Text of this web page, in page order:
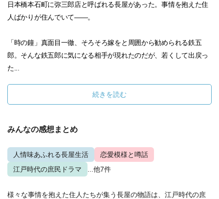
日本橋本石町に弥三郎店と呼ばれる長屋があった。事情を抱えた住
人ばかりが住んでいて――。
「時の鐘」真面目一徹、そろそろ嫁をと周囲から勧められる鉄五
郎。そんな鉄五郎に気になる相手が現れたのだが、若くして出戻っ
た...
続きを読む
みんなの感想まとめ
人情味あふれる長屋生活
恋愛模様と噂話
江戸時代の庶民ドラマ
...他7件
様々な事情を抱えた住人たちが集う長屋の物語は、江戸時代の庶